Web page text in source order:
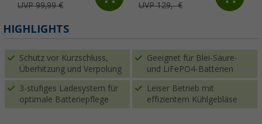
UVP 99,99 € UVP 129,- €
HIGHLIGHTS
Schutz vor Kurzschluss,
Überhitzung und Verpolung
Geeignet für Blei-Säure-
und LiFePO4-Batterien
3-stufiges Ladesystem für
optimale Batteriepflege
Leiser Betrieb mit
effizientem Kühlgebläse